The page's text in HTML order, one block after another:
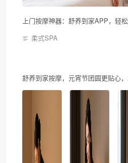
上门按摩神器：舒养到家APP，轻
柔式SPA
舒养到家按摩，元宵节团圆更贴心